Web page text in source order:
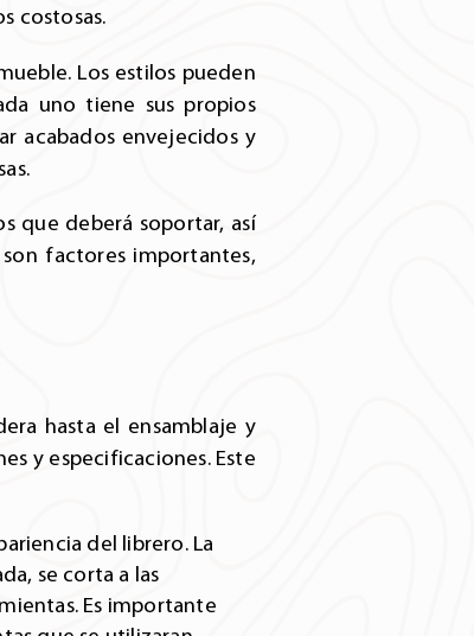
costosas.
Los estilos pueden
uno tiene sus propios
acabados envejecidos y
que deberá soportar, así
factores importantes,
hasta el ensamblaje y
y especificaciones. Este
del librero. La
se corta a las
Es importante